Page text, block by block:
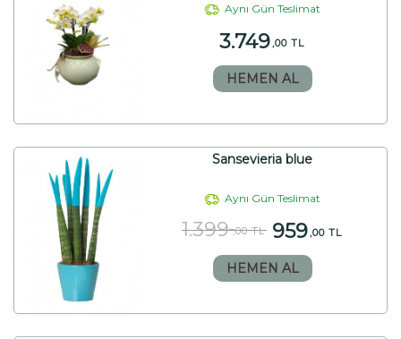
Aynı Gün Teslimat
3.749,00 TL
HEMEN AL
Sansevieria blue
Aynı Gün Teslimat
1.399 ,00 TL 959,00 TL
HEMEN AL